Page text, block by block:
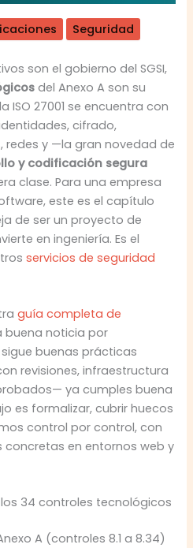
Seguridad
son el gobierno del SGSI,
del Anexo A son su
ISO 27001 se encuentra con
cifrado,
redes y —la gran novedad de
y codificación segura
clase. Para una empresa
este es el capítulo
de ser un proyecto de
en ingeniería. Es el
servicios de seguridad
guía completa de
buena noticia por
buenas prácticas
revisiones, infraestructura
ya cumples buena
es formalizar, cubrir huecos
control por control, con
en entornos web y
los 34 controles tecnológicos
A (controles 8.1 a 8.34)